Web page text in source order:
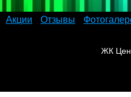
Акции Отзывы
ЖК